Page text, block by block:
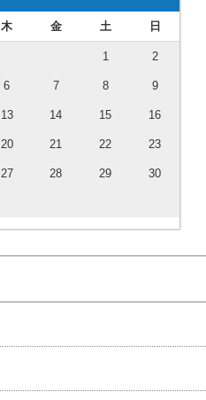
木 金 土 日
1 2
6 7 8 9
13 14 15 16
20 21 22 23
27 28 29 30